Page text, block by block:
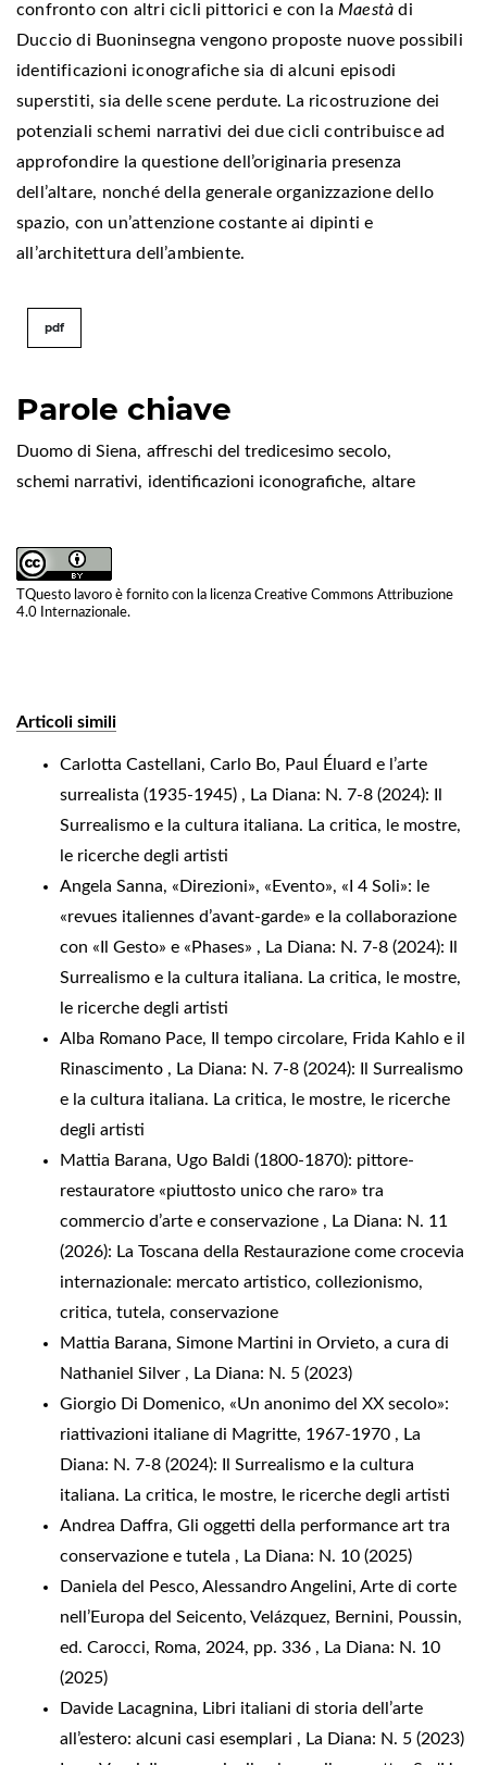
Parole chiave
Duomo di Siena, affreschi del tredicesimo secolo,
schemi narrativi, identificazioni iconografiche, altare
TQuesto lavoro è fornito con la licenza Creative Commons Attribuzione
4.0 Internazionale.
confronto con altri cicli pittorici e con la Maestàdi
Duccio di Buoninsegna vengono proposte nuove possibili
identificazioni iconografiche sia di alcuni episodi
superstiti, sia delle scene perdute. La ricostruzione dei
potenziali schemi narrativi dei due cicli contribuisce ad
approfondire la questione dell’originaria presenza
dell’altare, nonché della generale organizzazione dello
spazio, con un’attenzione costante ai dipinti e
all’architettura dell’ambiente.
pdf
Articoli simili
Carlotta Castellani, Carlo Bo, Paul Éluard e l’arte
surrealista (1935-1945) , La Diana: N. 7-8 (2024): Il
Surrealismo e la cultura italiana. La critica, le mostre,
le ricerche degli artisti
Angela Sanna, «Direzioni», «Evento», «I 4 Soli»: le
«revues italiennes d’avant-garde» e la collaborazione
con «Il Gesto» e «Phases» , La Diana: N. 7-8 (2024): Il
Surrealismo e la cultura italiana. La critica, le mostre,
le ricerche degli artisti
Alba Romano Pace,
Il tempo circolare, Frida Kahlo e il
Rinascimento , La Diana: N. 7-8 (2024): Il Surrealismo
e la cultura italiana. La critica, le mostre, le ricerche
degli artisti
Mattia Barana, Ugo Baldi (1800-1870): pittore-
restauratore «piuttosto unico che raro» tra
commercio d’arte e conservazione , La Diana: N. 11
(2026): La Toscana della Restaurazione come crocevia
internazionale: mercato artistico, collezionismo,
critica, tutela, conservazione
Mattia Barana, Simone Martini in Orvieto, a cura di
Nathaniel Silver , La Diana: N. 5 (2023)
Giorgio Di Domenico, «Un anonimo del XX secolo»:
riattivazioni italiane di Magritte, 1967-1970 , La
Diana: N. 7-8 (2024): Il Surrealismo e la cultura
italiana. La critica, le mostre, le ricerche degli artisti
Andrea Daffra, Gli oggetti della performance art tra
conservazione e tutela , La Diana: N. 10 (2025)
Daniela del Pesco, Alessandro Angelini, Arte di corte
nell’Europa del Seicento, Velázquez, Bernini, Poussin,
ed. Carocci, Roma, 2024, pp. 336 , La Diana: N. 10
(2025)
Davide Lacagnina, Libri italiani di storia dell’arte
all’estero: alcuni casi esemplari , La Diana: N. 5 (2023)